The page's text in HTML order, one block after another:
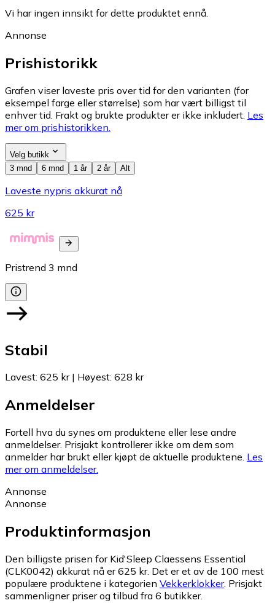
Vi har ingen innsikt for dette produktet ennå.
Annonse
Prishistorikk
Grafen viser laveste pris over tid for den varianten (for
eksempel farge eller størrelse) som har vært billigst til
enhver tid. Frakt og brukte produkter er ikke inkludert. Les
mer om prishistorikken.
Velg butikk
3 mnd
6 mnd 1 år 2 år Alt
Laveste nypris akkurat nå
625 kr
Pristrend 3 mnd
Stabil
Lavest: 625 kr| Høyest: 628 kr
Anmeldelser
Fortell hva du synes om produktene eller lese andre
anmeldelser. Prisjakt kontrollerer ikke om dem som
anmelder har brukt eller kjøpt de aktuelle produktene. Les
mer om anmeldelser.
Annonse
Annonse
Produktinformasjon
Den billigste prisen for Kid'Sleep Claessens Essential
(CLK0042) akkurat nå er 625 kr. Det er et av de 100 mest
populære produktene i kategorien Vekkerklokker. Prisjakt
sammenligner priser og tilbud fra 6 butikker.